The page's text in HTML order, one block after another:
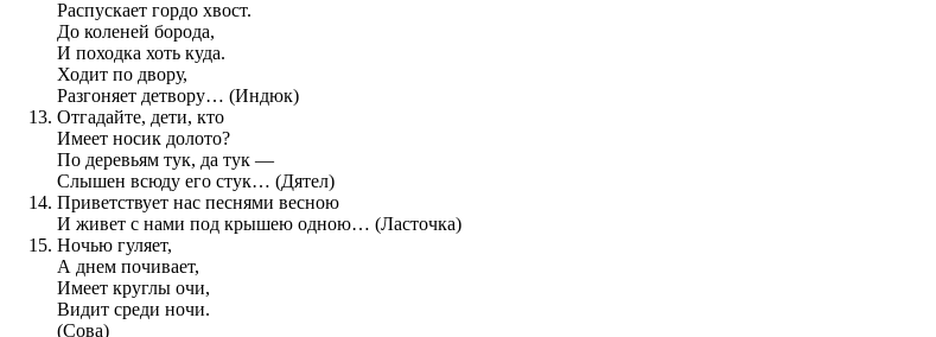
Распускает гордо хвост.
До коленей борода,
И походка хоть куда.
Ходит по двору,
Разгоняет детвору… (Индюк)
Отгадайте, дети, кто
Имеет носик долото?
По деревьям тук, да тук —
Слышен всюду его стук… (Дятел)
Приветствует нас песнями весною
И живет с нами под крышею одною… (Ласточка)
Ночью гуляет,
А днем почивает,
Имеет круглы очи,
Видит среди ночи.
(Сова)